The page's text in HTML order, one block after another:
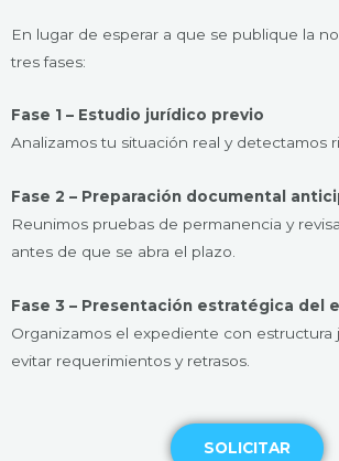
En lugar de esperar a que se publique la
tres fases:
Fase 1 – Estudio jurídico previo
Analizamos tu situación real y detectamos
Fase 2 – Preparación documental
Reunimos pruebas de permanencia y
antes de que se abra el plazo.
Fase 3 – Presentación estratégica del
Organizamos el expediente con estructura
evitar requerimientos y retrasos.
SOLICITAR